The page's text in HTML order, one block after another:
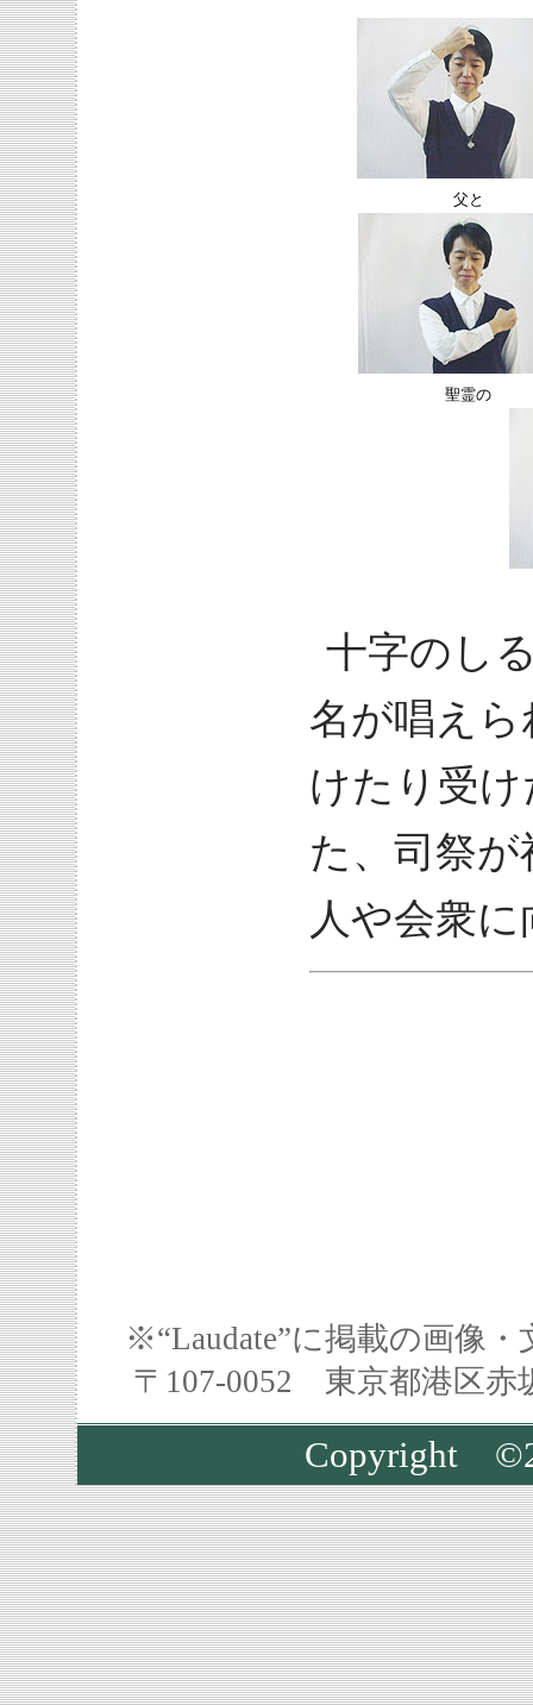
父と
聖霊の
十字のし
名が唱え
けたり受
た、司祭
人や会衆
※“Laudate”に掲載の画像
〒107-0052 東京都港区
Copyright